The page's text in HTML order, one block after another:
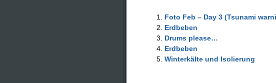
Foto Feb – Day 3 (Tsunami
Erdbeben
Drums please…
Erdbeben
Winterkälte und Isolierung